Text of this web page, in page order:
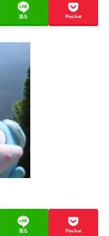
送る Pocket
送る Pocket